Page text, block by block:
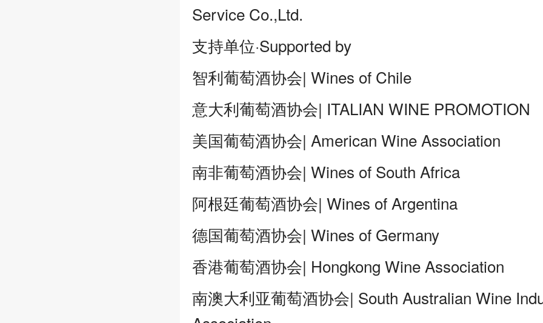
Service Co.,Ltd.
支持单位·Supported by
智利葡萄酒协会| Wines of Chile
意大利葡萄酒协会| ITALIAN WINE PROMOTION
美国葡萄酒协会| American Wine Association
南非葡萄酒协会| Wines of South Africa
阿根廷葡萄酒协会| Wines of Argentina
德国葡萄酒协会| Wines of Germany
香港葡萄酒协会| Hongkong Wine Association
南澳大利亚葡萄酒协会| South Australian Wine